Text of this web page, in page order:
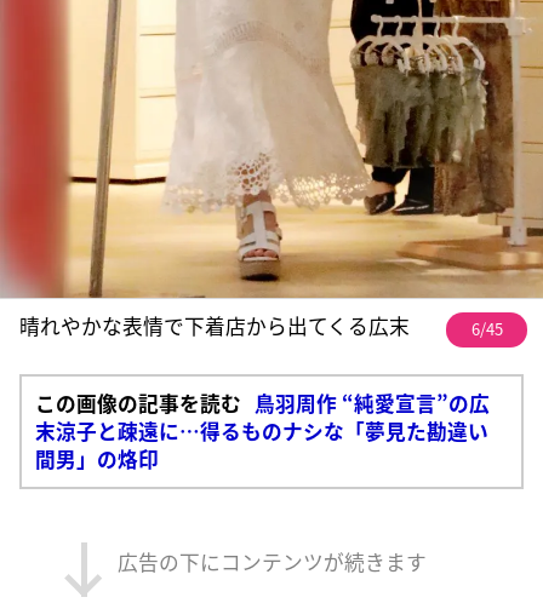
晴れやかな表情で下着店から出てくる広末 6/45
この画像の記事を読む 鳥羽周作 “純愛宣言”の広
末涼子と疎遠に…得るものナシな「夢見た勘違い
間男」の烙印
広告の下にコンテンツが続きます